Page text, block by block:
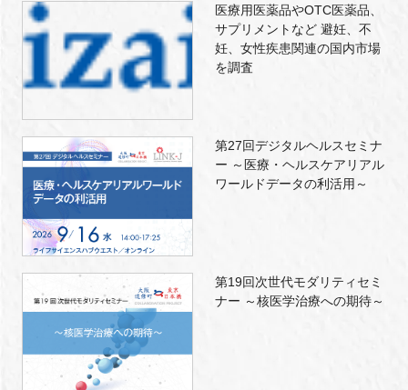
医療用医薬品やOTC医薬品、
サプリメントなど 避妊、不
妊、女性疾患関連の国内市場
を調査
第27回デジタルヘルスセミナ
ー ～医療・ヘルスケアリアル
ワールドデータの利活用～
第19回次世代モダリティセミ
ナー ～核医学治療への期待～